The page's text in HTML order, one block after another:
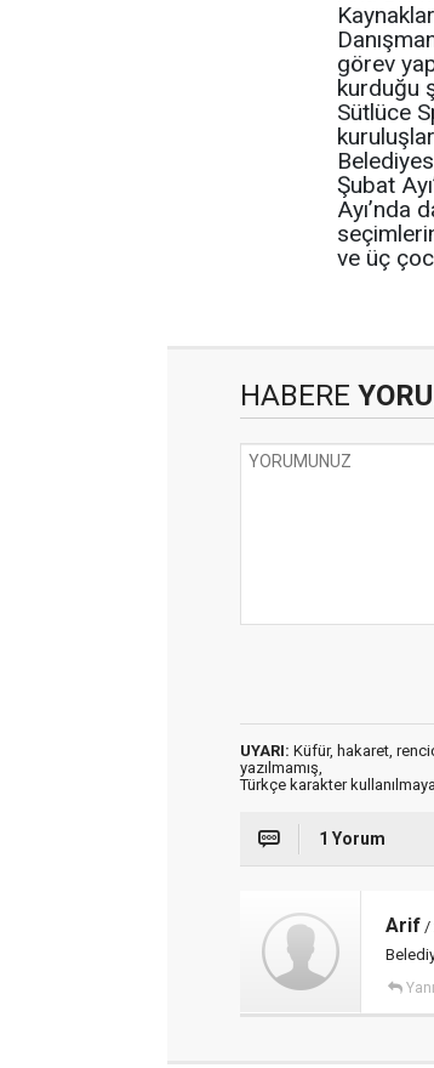
görev
kurduğu
Sütlüce
Şubat
Ayı’nda
ve üç
HABERE
UYARI: Küfür, hakaret,
yazılmamış,
Türkçe karakter
1 Yorum
Arif /